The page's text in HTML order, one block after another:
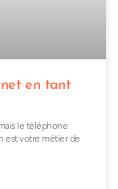
en tant
le téléphone
est votre métier de